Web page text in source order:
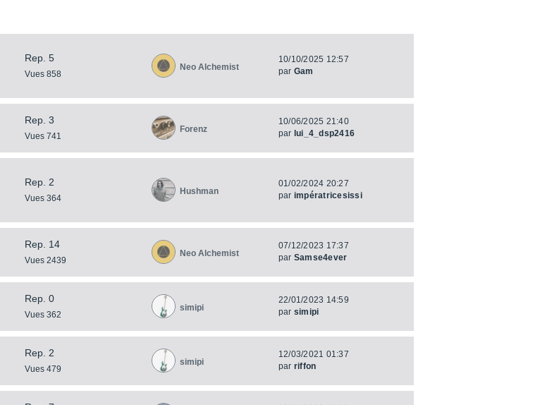
Rep. 5
Vues 858
Neo Alchemist
10/10/2025 12:57
par Gam
Rep. 3
Vues 741
Forenz
10/06/2025 21:40
par lui_4_dsp2416
Rep. 2
Vues 364
Hushman
01/02/2024 20:27
par impératricesissi
Rep. 14
Vues 2439
Neo Alchemist
07/12/2023 17:37
par Samse4ever
Rep. 0
Vues 362
simipi
22/01/2023 14:59
par simipi
Rep. 2
Vues 479
simipi
12/03/2021 01:37
par riffon